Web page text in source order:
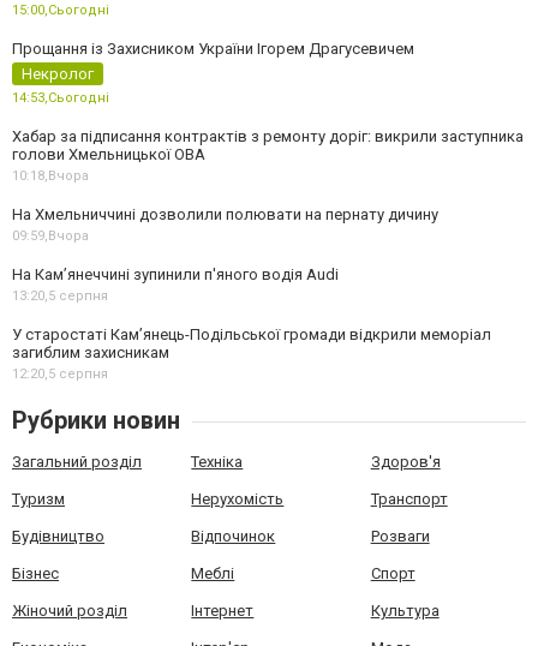
15:00,Сьогодні
Прощання із Захисником України Ігорем Драгусевичем
Некролог
14:53,Сьогодні
Хабар за підписання контрактів з ремонту доріг: викрили заступника
голови Хмельницької ОВА
10:18,Вчора
На Хмельниччині дозволили полювати на пернату дичину
09:59,Вчора
На Камʼянеччині зупинили п'яного водія Audi
13:20,5 серпня
У старостаті Кам’янець-Подільської громади відкрили меморіал
загиблим захисникам
12:20,5 серпня
Рубрики новин
Загальний розділ Техніка Здоров'я
Туризм Нерухомість Транспорт
Будівництво Відпочинок Розваги
Бізнес Меблі Спорт
Жіночий розділ Інтернет Культура